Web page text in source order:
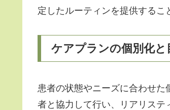
定したルーティンを提供するこ
ケアプランの個別化と
患者の状態やニーズに合わせ
者と協力して行い、リアリステ